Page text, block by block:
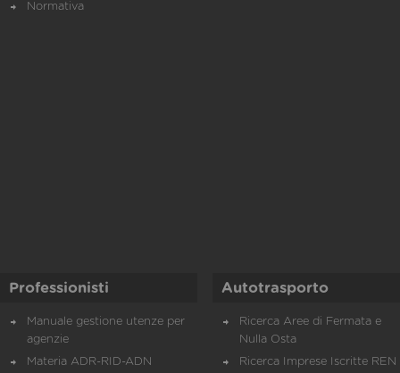
Normativa
Professionisti
Manuale gestione utenze per
agenzie
Materia ADR-RID-ADN
Autotrasporto
Ricerca Aree di Fermata e
Nulla Osta
Ricerca Imprese Iscritte REN